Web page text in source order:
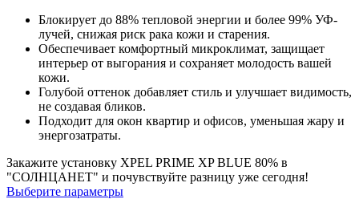
Блокирует до 88% тепловой энергии и более 99% УФ-
лучей, снижая риск рака кожи и старения.
Обеспечивает комфортный микроклимат, защищает
интерьер от выгорания и сохраняет молодость вашей
кожи.
Голубой оттенок добавляет стиль и улучшает видимость,
не создавая бликов.
Подходит для окон квартир и офисов, уменьшая жару и
энергозатраты.
Закажите установку XPEL PRIME XP BLUE 80% в
"СОЛНЦАНЕТ" и почувствуйте разницу уже сегодня!
Выберите параметры